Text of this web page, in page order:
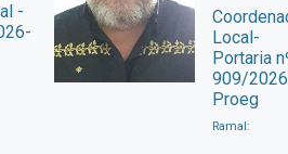
-
Local-
Portaria
909/
Proeg
Ramal: